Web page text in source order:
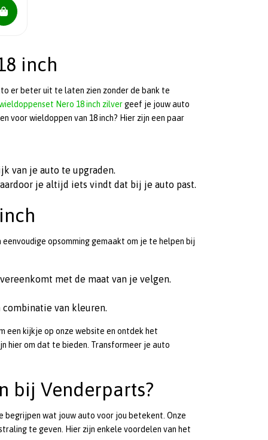
inch
er beter uit te laten zien zonder de bank te
Nero 18 inch zilvergeef je jouw auto
voor wieldoppen van 18 inch? Hier zijn een paar
van je auto te upgraden.
je altijd iets vindt dat bij je auto past.
opsomming gemaakt om je te helpen bij
met de maat van je velgen.
combinatie van kleuren.
kijkje op onze website en ontdek het
hier om dat te bieden. Transformeer je auto
bij Venderparts?
begrijpen wat jouw auto voor jou betekent. Onze
te geven. Hier zijn enkele voordelen van het